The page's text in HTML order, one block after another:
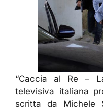
“Caccia al Re –
televisiva italiana
scritta da Michele